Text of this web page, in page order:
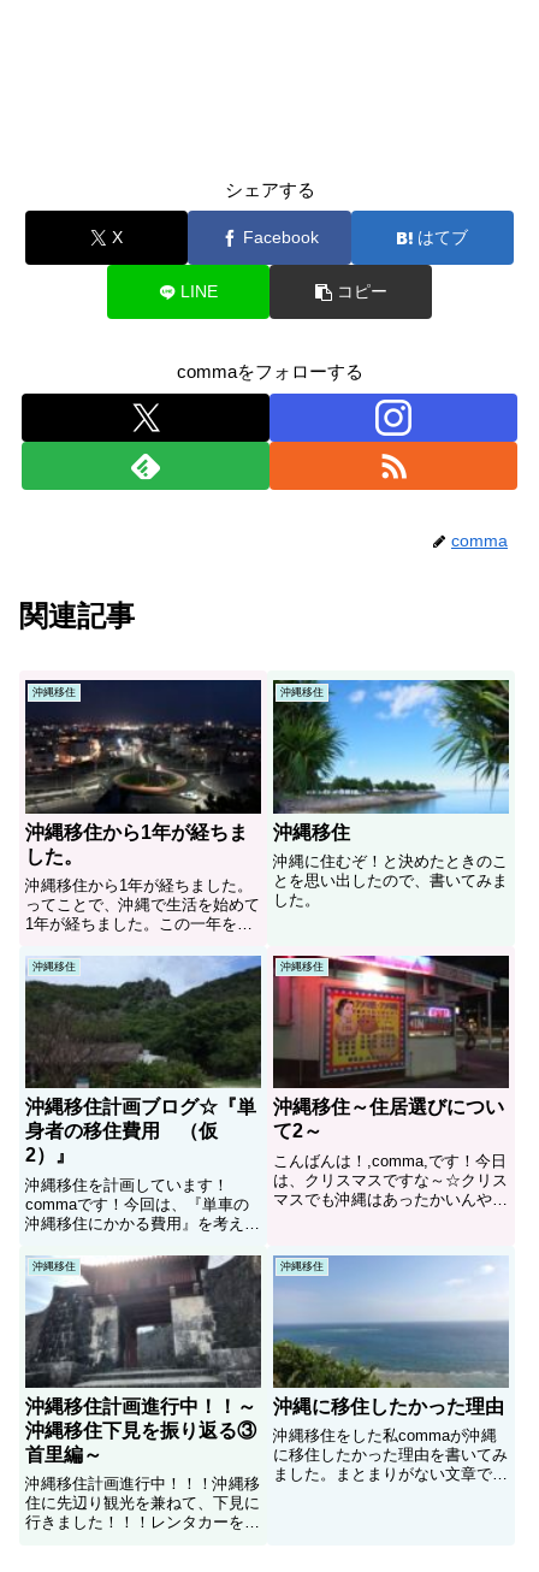
シェアする
X Facebook はてブ
LINE コピー
commaをフォローする
comma
関連記事
沖縄移住
沖縄移住から1年が経ちま
した。
沖縄移住から1年が経ちました。
ってことで、沖縄で生活を始めて
1年が経ちました。この一年をざ
いと思います！！！
沖縄移住
沖縄移住
沖縄に住むぞ！と決めたときのこ
とを思い出したので、書いてみま
した。
沖縄移住
沖縄移住計画ブログ☆『単
身者の移住費用 （仮
2）』
沖縄移住を計画しています！
commaです！今回は、『単車の
沖縄移住にかかる費用』を考えて
る費用をまとめてみました！引越
し代、車の輸送代、賃貸契約初期
費用、電化製品購入費用など参考
になれば幸いです！
沖縄移住
沖縄移住～住居選びについ
て2～
こんばんは！,comma,です！今日
は、クリスマスですな～☆クリス
マスでも沖縄はあったかいんやろ
建取引士の,comma,が不動産につ
いて話をしていきたいと思いま
沖縄移住
沖縄移住計画進行中！！～
沖縄移住下見を振り返る③
首里編～
沖縄移住計画進行中！！！沖縄移
住に先辺り観光を兼ねて、下見に
行きました！！！レンタカーを返
沖縄移住
沖縄に移住したかった理由
沖縄移住をした私commaが沖縄
に移住したかった理由を書いてみ
ました。まとまりがない文章です